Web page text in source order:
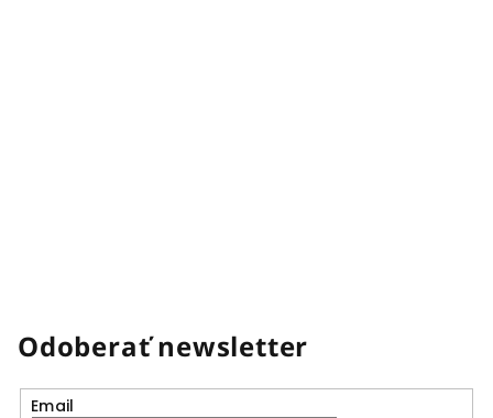
Odoberať newsletter
Email